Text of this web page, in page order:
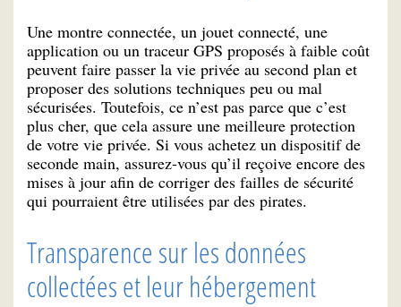
Une montre connectée, un jouet connecté, une
application ou un traceur GPS proposés à faible coût
peuvent faire passer la vie privée au second plan et
proposer des solutions techniques peu ou mal
sécurisées. Toutefois, ce n’est pas parce que c’est
plus cher, que cela assure une meilleure protection
de votre vie privée. Si vous achetez un dispositif de
seconde main, assurez-vous qu’il reçoive encore des
mises à jour afin de corriger des failles de sécurité
qui pourraient être utilisées par des pirates.
Transparence sur les données
collectées et leur hébergement